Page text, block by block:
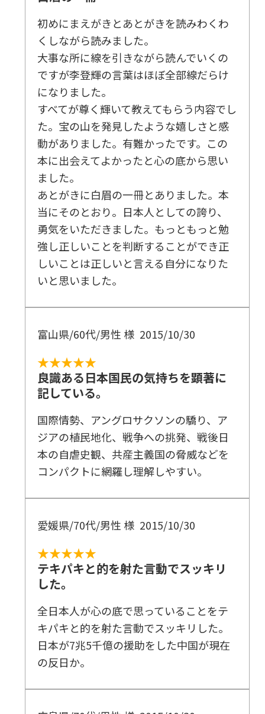
初めにまえがきとあとがきを読みわくわ
くしながら読みました。
大事な所に線を引きながら読んでいくの
ですが李登輝の言葉はほぼ全部線だらけ
になりました。
すべてが尊く輝いて教えてもらう内容でし
た。宝の山を発見したような嬉しさと感
動がありました。有難かったです。この
本に出会えてよかったと心の底から思い
ました。
あとがきに白眉の一冊とありました。本
当にそのとおり。日本人としての誇り、
勇気をいただきました。もっともっと勉
強し正しいことを判断することができ正
しいことは正しいと言える自分になりた
いと思いました。
富山県/60代/男性 様 2015/10/30
★★★★★
良識ある日本国民の気持ちを顕著に
記している。
国際情勢、アングロサクソンの驕り、ア
ジアの植民地化、戦争への挑発、戦後日
本の自虐史観、共産主義国の脅威などを
コンパクトに網羅し理解しやすい。
愛媛県/70代/男性 様 2015/10/30
★★★★★
テキパキと的を射た言動でスッキリ
した。
全日本人が心の底で思っていることをテ
キパキと的を射た言動でスッキリした。
日本が7兆5千億の援助をした中国が現在
の反日か。